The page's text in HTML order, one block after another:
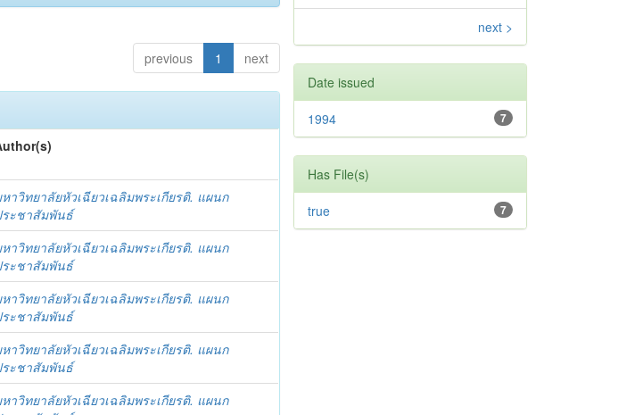
previous 1 next
าวิทยาลัยหัวเฉียวเฉลิมพระเกียรติ. แผนก
ระชาสัมพันธ์
าวิทยาลัยหัวเฉียวเฉลิมพระเกียรติ. แผนก
ระชาสัมพันธ์
าวิทยาลัยหัวเฉียวเฉลิมพระเกียรติ. แผนก
ระชาสัมพันธ์
าวิทยาลัยหัวเฉียวเฉลิมพระเกียรติ. แผนก
ระชาสัมพันธ์
าวิทยาลัยหัวเฉียวเฉลิมพระเกียรติ. แผนก
next >
Date issued
7
1994
Has File(s)
7
true